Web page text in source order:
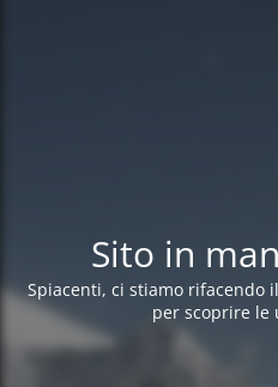
Sito in
Spiacenti, ci stiamo rifacendo
per scoprire le